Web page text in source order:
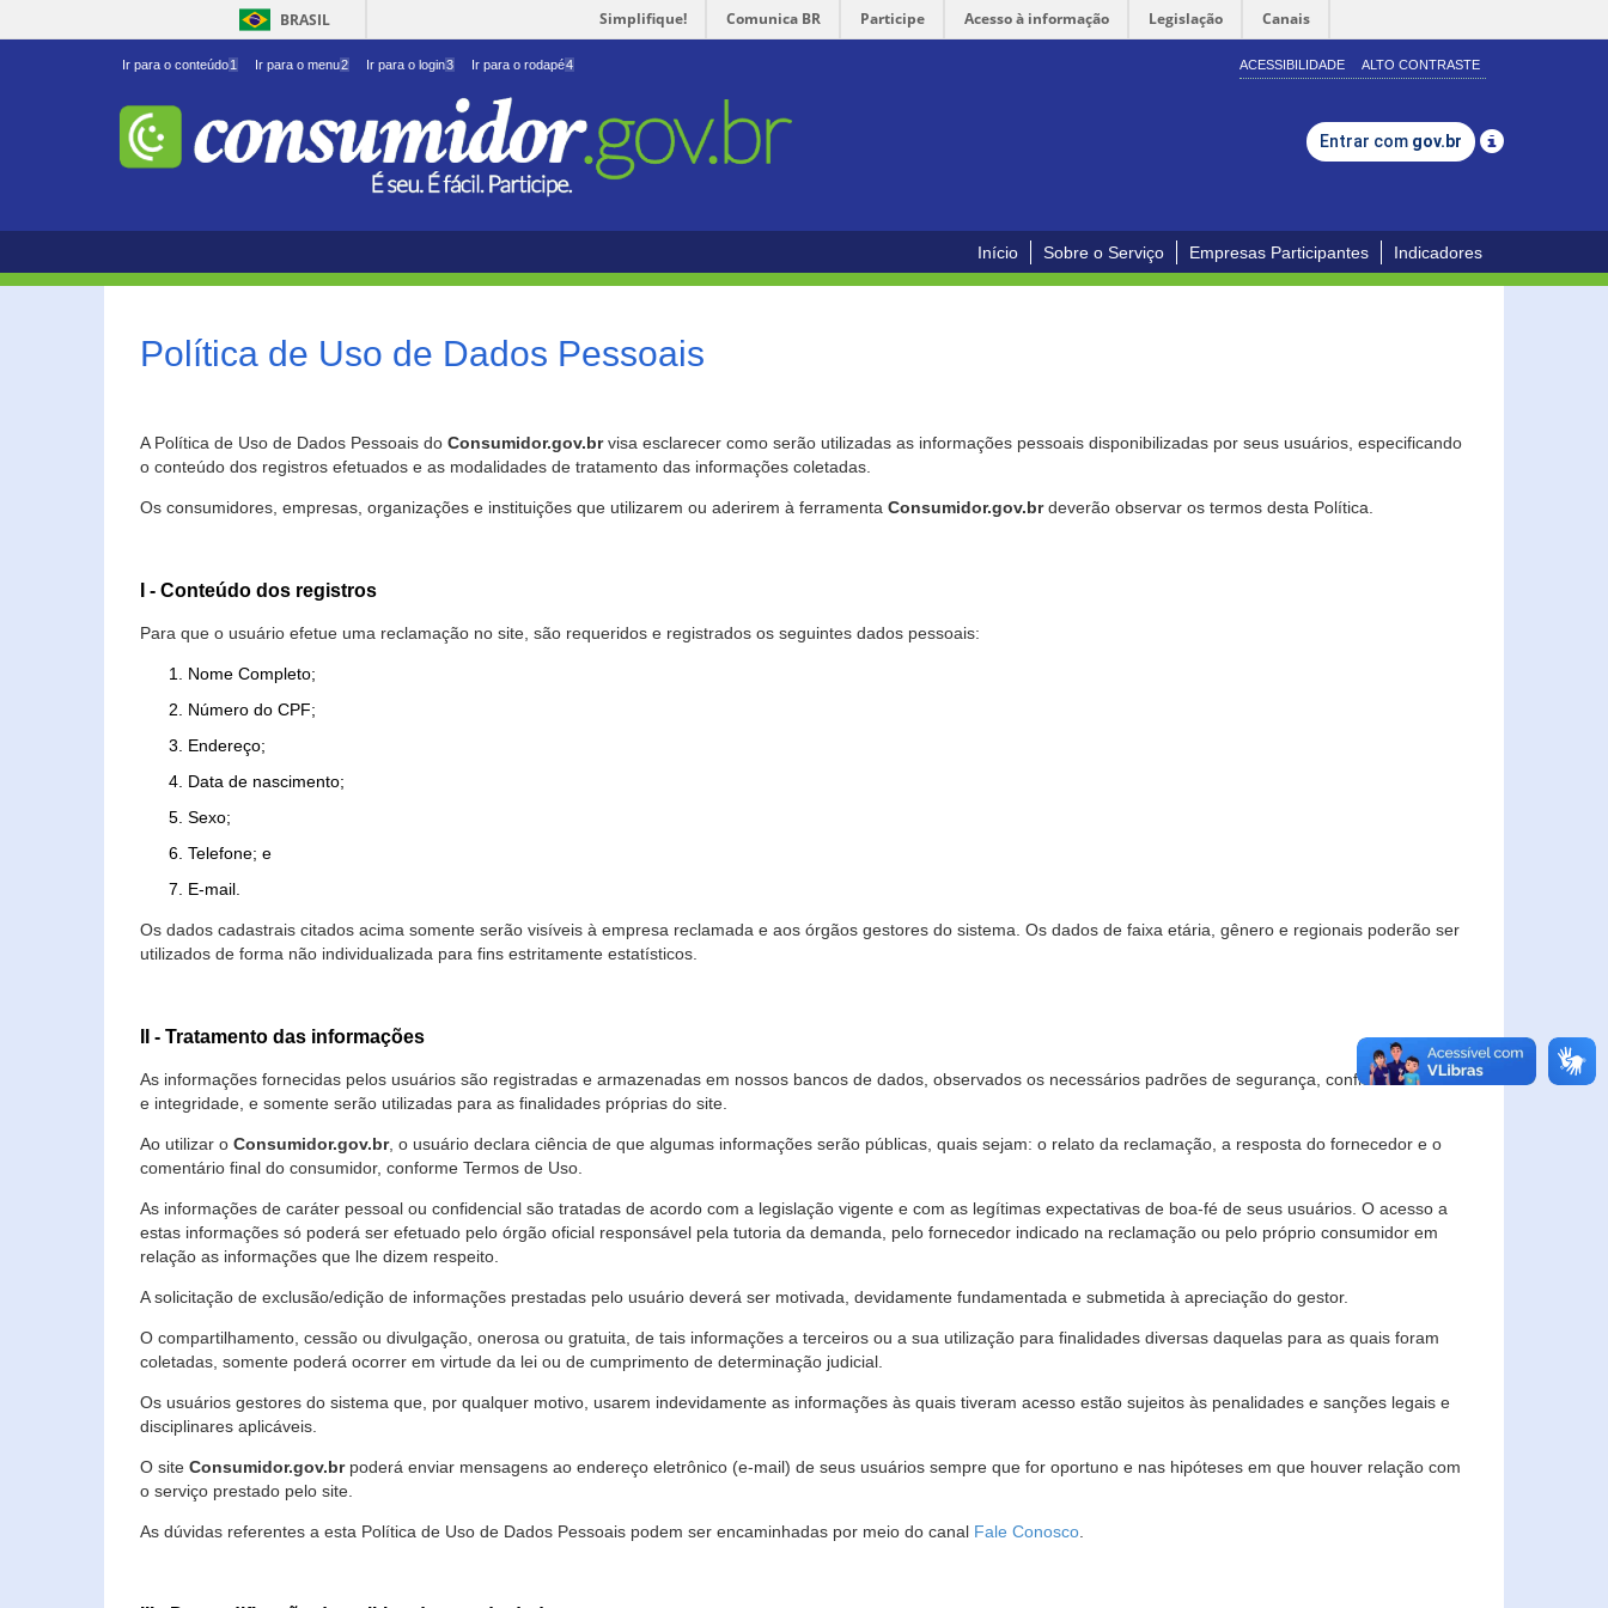
BRASIL Simplifique! Comunica BR Participe Acesso à informação Legislação Canais
Ir para o conteúdo1 Ir para o menu2 Ir para o login3 Ir para o rodapé4 ACESSIBILIDADE ALTO CONTRASTE
Entrar com gov.br
Início Sobre o Serviço Empresas Participantes Indicadores
Política de Uso de Dados Pessoais
A Política de Uso de Dados Pessoais do Consumidor.gov.brvisa esclarecer como serão utilizadas as informações pessoais disponibilizadas por seus usuários, especificando
o conteúdo dos registros efetuados e as modalidades de tratamento das informações coletadas.
Os consumidores, empresas, organizações e instituições que utilizarem ou aderirem à ferramenta Consumidor.gov.brdeverão observar os termos desta Política.
I - Conteúdo dos registros
Para que o usuário efetue uma reclamação no site, são requeridos e registrados os seguintes dados pessoais:
Nome Completo;
Número do CPF;
Endereço;
Data de nascimento;
Sexo;
Telefone; e
E-mail.
Os dados cadastrais citados acima somente serão visíveis à empresa reclamada e aos órgãos gestores do sistema. Os dados de faixa etária, gênero e regionais poderão ser
utilizados de forma não individualizada para fins estritamente estatísticos.
II - Tratamento das informações
As informações fornecidas pelos usuários são registradas e armazenadas em nossos bancos de dados, observados os necessários padrões de segurança, confidencialidade
e integridade, e somente serão utilizadas para as finalidades próprias do site.
Ao utilizar o Consumidor.gov.br, o usuário declara ciência de que algumas informações serão públicas, quais sejam: o relato da reclamação, a resposta do fornecedor e o
comentário final do consumidor, conforme Termos de Uso.
As informações de caráter pessoal ou confidencial são tratadas de acordo com a legislação vigente e com as legítimas expectativas de boa-fé de seus usuários. O acesso a
estas informações só poderá ser efetuado pelo órgão oficial responsável pela tutoria da demanda, pelo fornecedor indicado na reclamação ou pelo próprio consumidor em
relação as informações que lhe dizem respeito.
A solicitação de exclusão/edição de informações prestadas pelo usuário deverá ser motivada, devidamente fundamentada e submetida à apreciação do gestor.
O compartilhamento, cessão ou divulgação, onerosa ou gratuita, de tais informações a terceiros ou a sua utilização para finalidades diversas daquelas para as quais foram
coletadas, somente poderá ocorrer em virtude da lei ou de cumprimento de determinação judicial.
Os usuários gestores do sistema que, por qualquer motivo, usarem indevidamente as informações às quais tiveram acesso estão sujeitos às penalidades e sanções legais e
disciplinares aplicáveis.
O site Consumidor.gov.brpoderá enviar mensagens ao endereço eletrônico (e-mail) de seus usuários sempre que for oportuno e nas hipóteses em que houver relação com
o serviço prestado pelo site.
As dúvidas referentes a esta Política de Uso de Dados Pessoais podem ser encaminhadas por meio do canal Fale Conosco